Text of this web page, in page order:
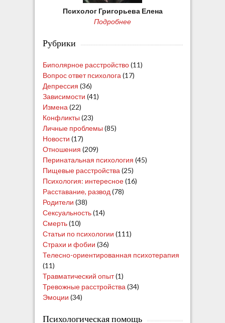
Психолог Григорьева Елена
Подробнее
Рубрики
Биполярное расстройство(11)
Вопрос ответ психолога (17)
Депрессия (36)
Зависимости (41)
Измена (22)
Конфликты (23)
Личные проблемы (85)
Новости (17)
Отношения (209)
Перинатальная психология (45)
Пищевые расстройства (25)
Психология: интересное(16)
Расставание, развод (78)
Родители (38)
Сексуальность(14)
Смерть(10)
Статьи по психологии (111)
Страхи и фобии (36)
Телесно-ориентированная психотерапия
(11)
Травматический опыт(1)
Тревожные расстройства (34)
Эмоции (34)
Психологическая помощь